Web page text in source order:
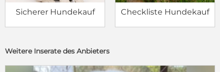
Sicherer Hundekauf Checkliste Hundekauf
Weitere Inserate des Anbieters